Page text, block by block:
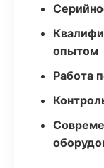
опытом
Работа